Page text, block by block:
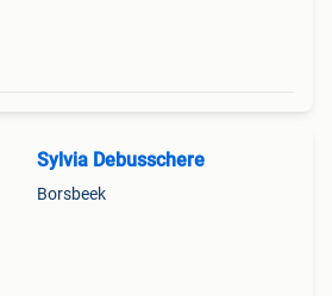
Sylvia Debusschere
Borsbeek